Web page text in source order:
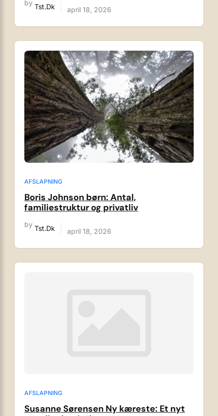
by Tst.dk april 18, 2026
AFSLAPNING
Boris Johnson børn: Antal,
familiestruktur og privatliv
by Tst.dk april 18, 2026
AFSLAPNING
Susanne Sørensen Ny kæreste: Et nyt